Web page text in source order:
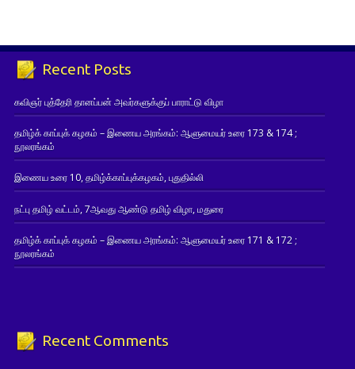
Recent Posts
கவிஞர் புத்தேரி தானப்பன் அவர்களுக்குப் பாராட்டு விழா
தமிழ்க் காப்புக் கழகம் – இணைய அரங்கம்: ஆளுமையர் உரை 173 & 174 ;
நூலரங்கம்
இணைய உரை 10, தமிழ்க்காப்புக்கழகம், புதுதில்லி
நட்பு தமிழ் வட்டம், 7ஆவது ஆண்டு தமிழ் விழா, மதுரை
தமிழ்க் காப்புக் கழகம் – இணைய அரங்கம்: ஆளுமையர் உரை 171 & 172 ;
நூலரங்கம்
Recent Comments